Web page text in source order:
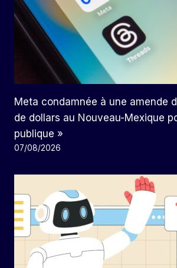
Meta condamnée à une amende
de dollars au Nouveau-Mexique
publique »
07/08/2026